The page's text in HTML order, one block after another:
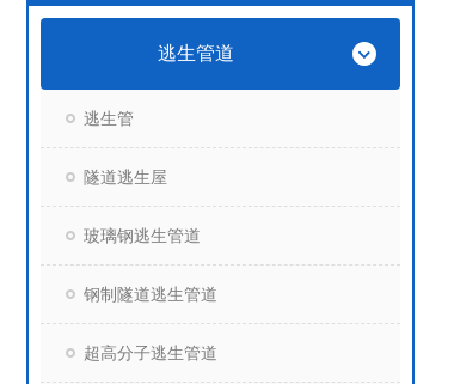
逃生管道
逃生管
隧道逃生屋
玻璃钢逃生管道
钢制隧道逃生管道
超高分子逃生管道